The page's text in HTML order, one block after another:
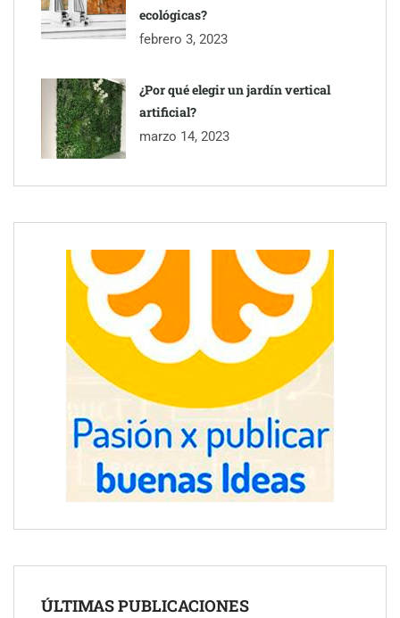
ecológicas?
febrero 3, 2023
¿Por qué elegir un jardín vertical
artificial?
marzo 14, 2023
ÚLTIMAS PUBLICACIONES